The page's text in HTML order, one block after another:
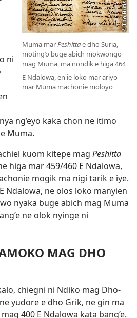
Muma marPeshittae dho Suria,
moting’o buge abich mokwongo
mag Muma, ma nondik e higa 464
E Ndalowa, en ie loko mar ariyo
mar Muma machonie moloyo
ni
ng’eyo kaka chon ne itimo
Muma.
kuom kitepe mag Peshitta
higa mar 459/460 E Ndalowa,
mogik ma nigi tarik e iye.
Ndalowa, ne olos loko manyien
nyaka buge abich mag Muma
ne olok nyinge ni
MAG DHO
chiegni ni Ndiko mag Dho-
yudore e dho Grik, ne gin ma
400 E Ndalowa kata bang’e.